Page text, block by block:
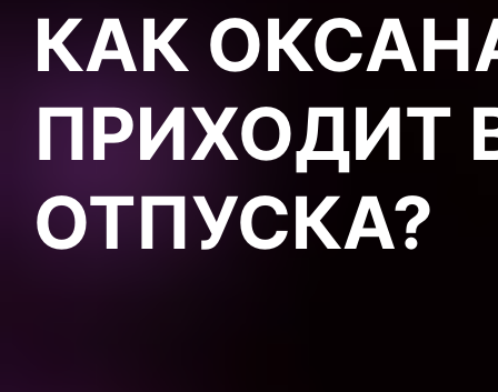
КАК
ПРИХОДИТ
ОТПУСКА?